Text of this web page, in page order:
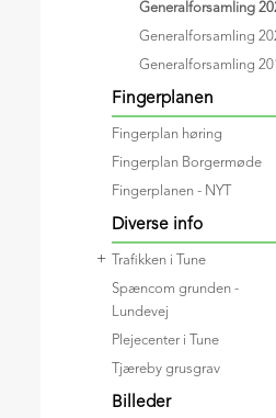
Generalforsamling
Generalforsamling
Generalforsamling
Fingerplanen
Fingerplan høring
Fingerplan Borgermøde
Fingerplanen - NYT
Diverse info
Trafikken i Tune
+
Spæncom grunden -
Lundevej
Plejecenter i Tune
Tjæreby grusgrav
Billeder